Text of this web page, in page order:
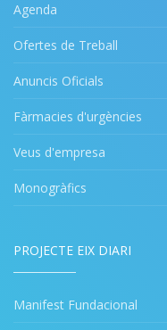
Agenda
Ofertes de Treball
Anuncis Oficials
Fàrmacies d'urgències
Veus d'empresa
Monogràfics
PROJECTE EIX DIARI
Manifest Fundacional